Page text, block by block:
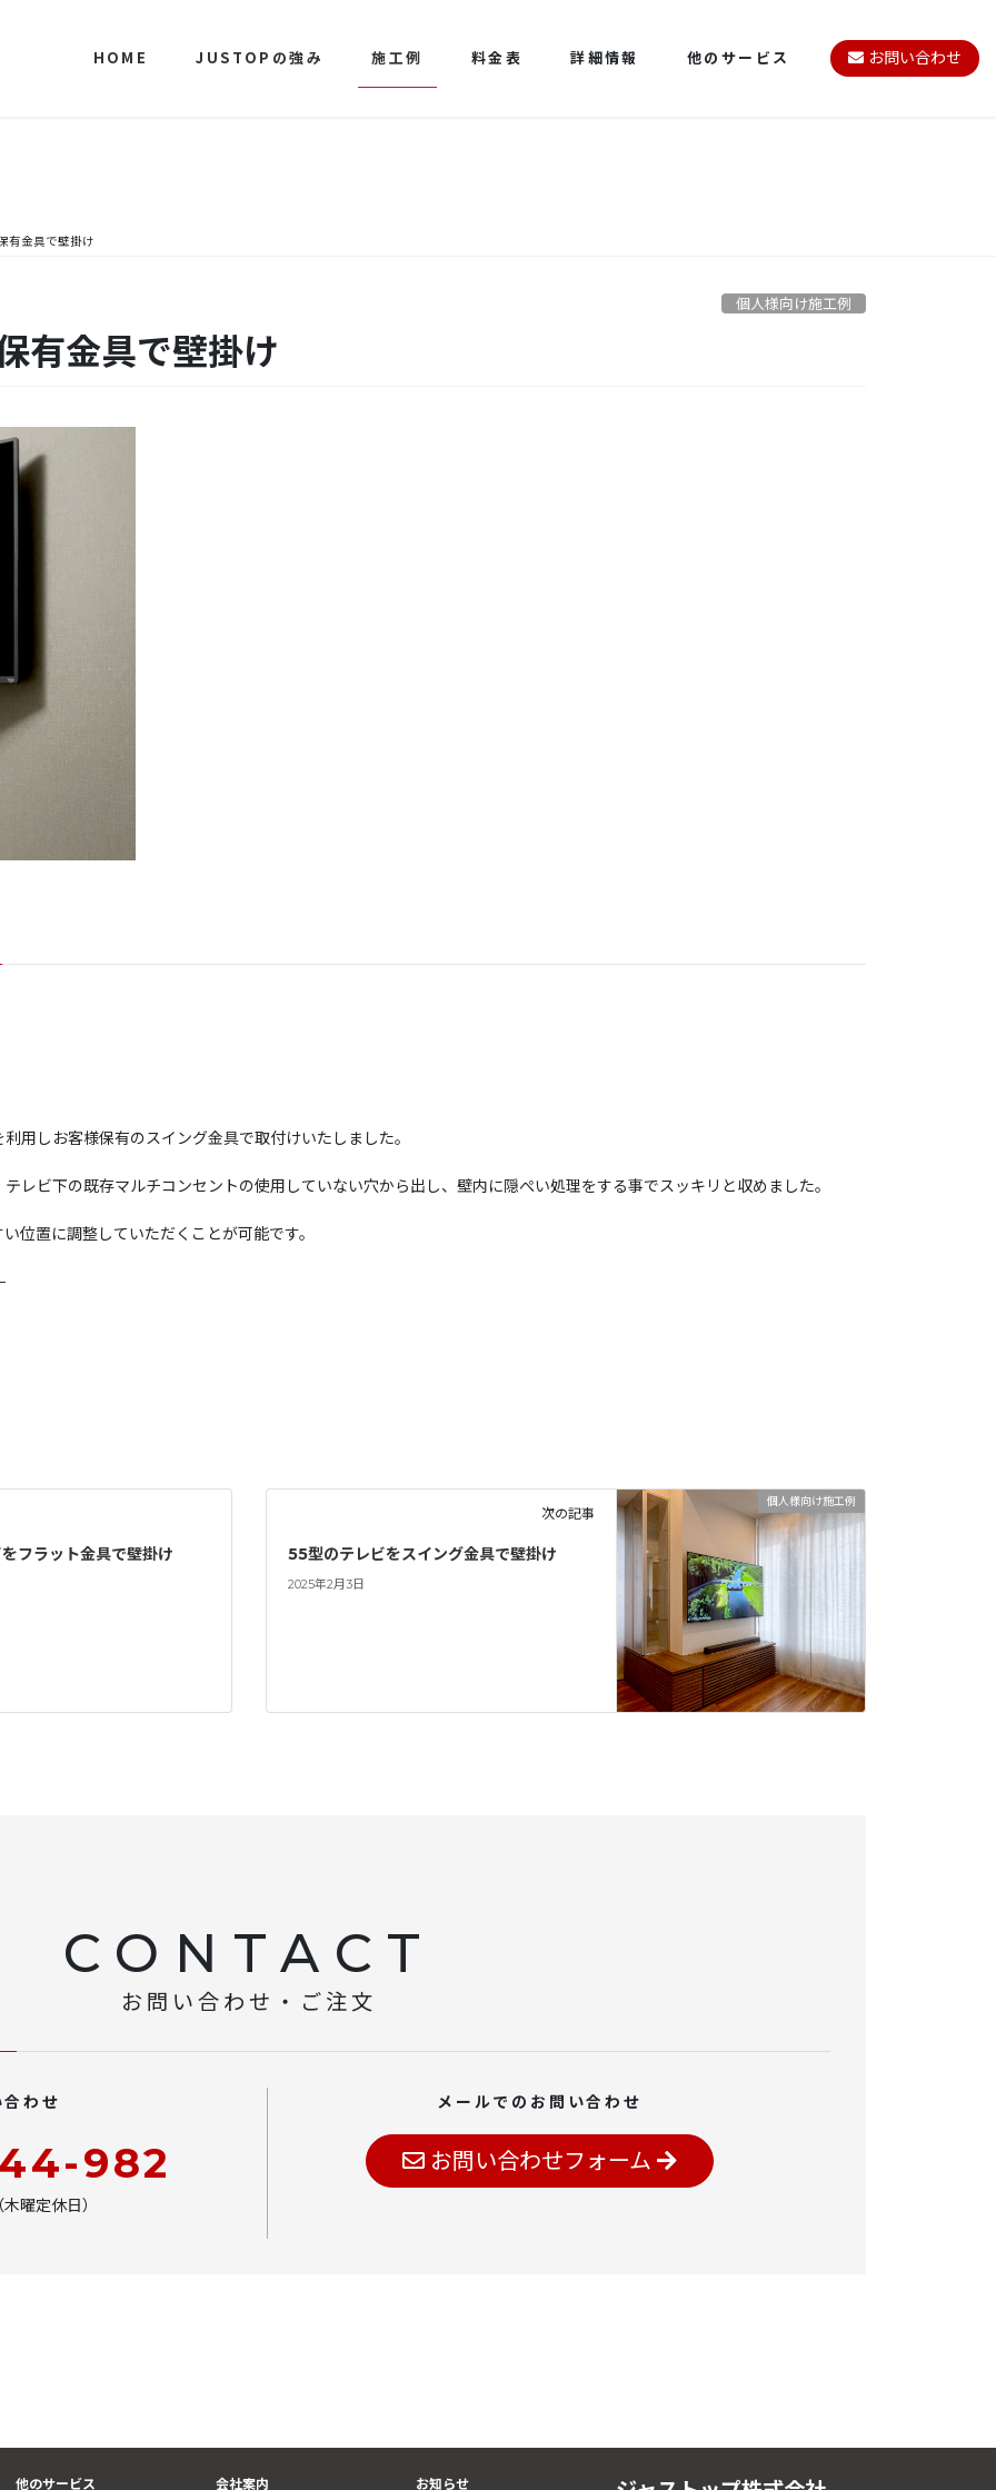
HOME JUSTOPの強み 施工例 料金表 詳細情報 他のサービス お問い合わせ
有金具で壁掛け
個人様向け施工例
有金具で壁掛け
用しお客様保有のスイング金具で取付けいたしました。
レビ下の既存マルチコンセントの使用していない穴から出し、壁内に隠ぺい処理をする事でスッキリと収めました。
位置に調整していただくことが可能です。
フラット金具で壁掛け
個人様向け施工例
次の記事
55型のテレビをスイング金具で壁掛け
2025年2月3日
CONTACT
お問い合わせ・ご注文
わせ
982
曜定休日）
メールでのお問い合わせ
お問い合わせフォーム
他のサービス 会社案内 お知らせ